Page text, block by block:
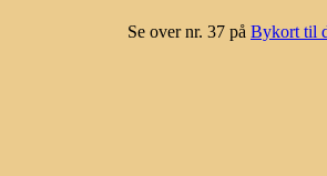
Se over nr. 37 på Bykort til